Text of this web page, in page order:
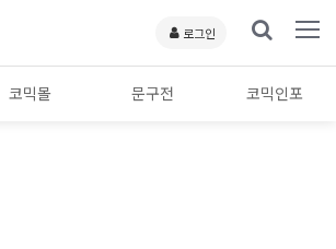
로그인
코믹몰 문구전 코믹인포